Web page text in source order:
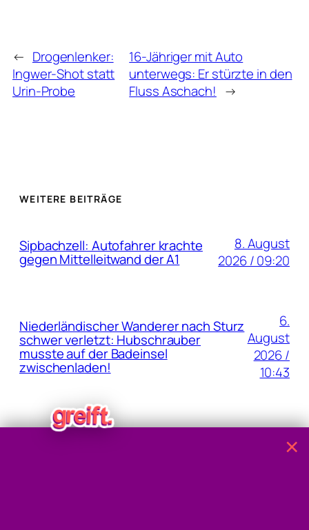
← Drogenlenker:
Ingwer-Shot statt
Urin-Probe
16-Jähriger mit Auto
unterwegs: Er stürzte in den
Fluss Aschach! →
WEITERE BEITRÄGE
Sipbachzell: Autofahrer krachte
gegen Mittelleitwand der A1
8. August
2026 / 09:20
Niederländischer Wanderer nach Sturz
schwer verletzt: Hubschrauber
musste auf der Badeinsel
zwischenladen!
6.
August
2026 /
10:43
Waldbrand: Großbrand in der
5. August
2026 / 08:04×